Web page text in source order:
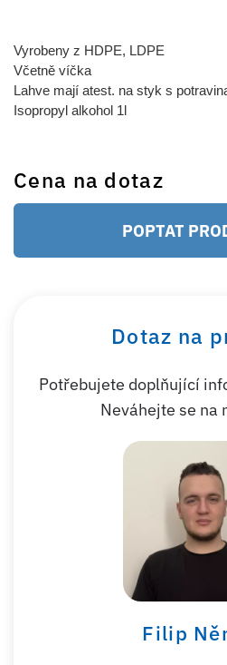
Vyrobeny z HDPE, LDPE
Včetně víčka
Lahve mají atest. na styk s
Isopropyl alkohol 1l
Cena na dotaz
POPTAT
Dotaz na
Potřebujete doplňující
Neváhejte se na
Filip